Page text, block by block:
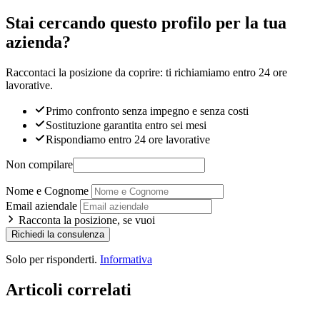
Stai cercando questo profilo per la tua
azienda?
Raccontaci la posizione da coprire: ti richiamiamo entro 24 ore
lavorative.
Primo confronto senza impegno e senza costi
Sostituzione garantita entro sei mesi
Rispondiamo entro 24 ore lavorative
Non compilare
Nome e Cognome
Email aziendale
Racconta la posizione, se vuoi
Richiedi la consulenza
Solo per risponderti. Informativa
Articoli correlati